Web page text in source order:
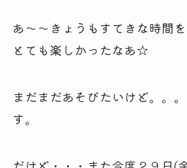
あ～～きょうもすてきな時間
とても楽しかったなあ☆
まだまだあそびたいけど。。
す。